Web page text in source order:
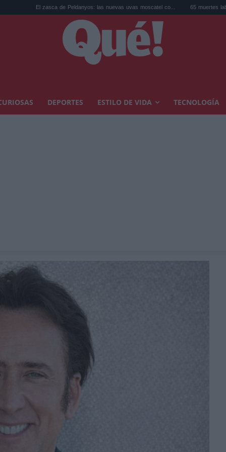
de Peldanyos: las nuevas uvas moscatel co... 65 muertes laborales por calor en
DEPORTES ESTILO DE VIDA TECNOLOGÍA